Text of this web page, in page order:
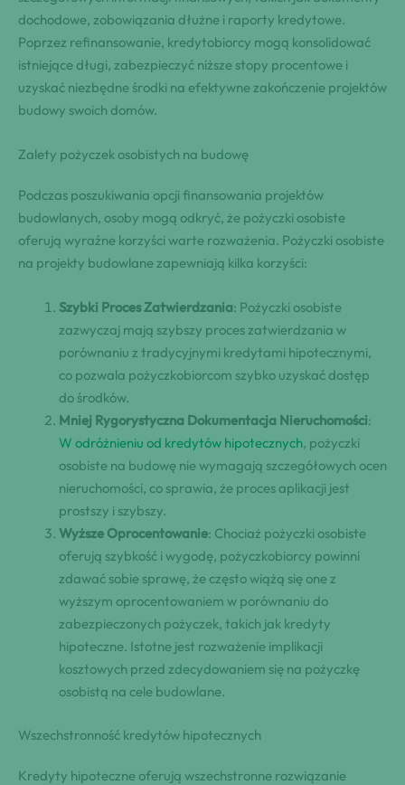
dochodowe, zobowiązania dłużne i raporty kredytowe.
Poprzez refinansowanie, kredytobiorcy mogą konsolidować
istniejące długi, zabezpieczyć niższe stopy procentowe i
uzyskać niezbędne środki na efektywne zakończenie projektów
budowy swoich domów.
Zalety pożyczek osobistych na budowę
Podczas poszukiwania opcji finansowania projektów
budowlanych, osoby mogą odkryć, że pożyczki osobiste
oferują wyraźne korzyści warte rozważenia. Pożyczki osobiste
na projekty budowlane zapewniają kilka korzyści:
Szybki Proces Zatwierdzania: Pożyczki osobiste
zazwyczaj mają szybszy proces zatwierdzania w
porównaniu z tradycyjnymi kredytami hipotecznymi,
co pozwala pożyczkobiorcom szybko uzyskać dostęp
do środków.
Mniej Rygorystyczna Dokumentacja Nieruchomości:
W odróżnieniu od kredytów hipotecznych, pożyczki
osobiste na budowę nie wymagają szczegółowych ocen
nieruchomości, co sprawia, że proces aplikacji jest
prostszy i szybszy.
Wyższe Oprocentowanie: Chociaż pożyczki osobiste
oferują szybkość i wygodę, pożyczkobiorcy powinni
zdawać sobie sprawę, że często wiążą się one z
wyższym oprocentowaniem w porównaniu do
zabezpieczonych pożyczek, takich jak kredyty
hipoteczne. Istotne jest rozważenie implikacji
kosztowych przed zdecydowaniem się na pożyczkę
osobistą na cele budowlane.
Wszechstronność kredytów hipotecznych
Kredyty hipoteczne oferują wszechstronne rozwiązanie